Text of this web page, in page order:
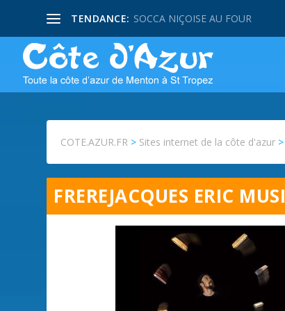
TENDANCE: SOCCA NIÇOISE AU FOUR
COTE.AZUR.FR > Sites internet de la côte d'azur
FREREJACQUES ERIC